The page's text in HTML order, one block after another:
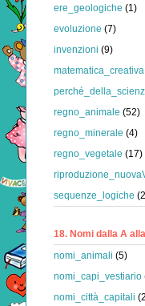
ere_geologiche (1)
evoluzione (7)
invenzioni (9)
matematica_creativa
regno_animale (52)
regno_minerale (4)
regno_vegetale (17)
sequenze_logiche
18. Nomi dalla A
nomi_animali (5)
nomi_capi_vestiario
nomi_città_capitali